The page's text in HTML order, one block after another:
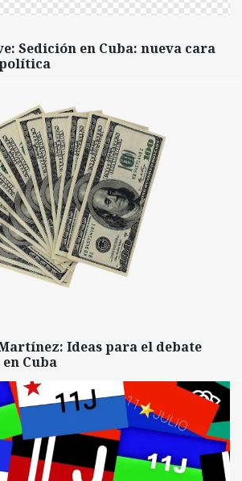
Sedición en Cuba: nueva cara
Ideas para el debate
Cuba